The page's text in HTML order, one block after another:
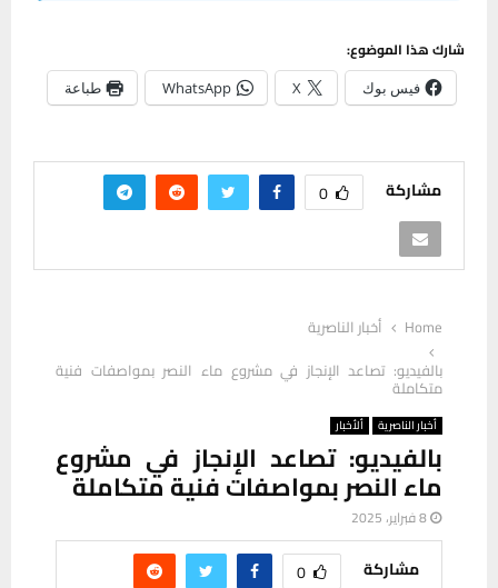
شارك هذا الموضوع:
فيس بوك X
WhatsApp طباعة
مشاركة 0
Home
أخبار الناصرية
بالفيديو: تصاعد الإنجاز في مشروع ماء النصر بمواصفات فنية
متكاملة
أخبار الناصرية ألأخبار
بالفيديو: تصاعد الإنجاز في مشروع
ماء النصر بمواصفات فنية متكاملة
8 فبراير، 2025
مشاركة 0